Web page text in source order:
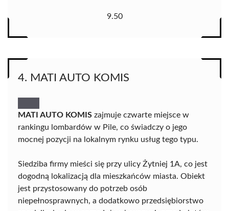
9.50
4. MATI AUTO KOMIS
MATI AUTO KOMIS zajmuje czwarte miejsce w
rankingu lombardów w Pile, co świadczy o jego
mocnej pozycji na lokalnym rynku usług tego typu.
Siedziba firmy mieści się przy ulicy Żytniej 1A, co jest
dogodną lokalizacją dla mieszkańców miasta. Obiekt
jest przystosowany do potrzeb osób
niepełnosprawnych, a dodatkowo przedsiębiorstwo